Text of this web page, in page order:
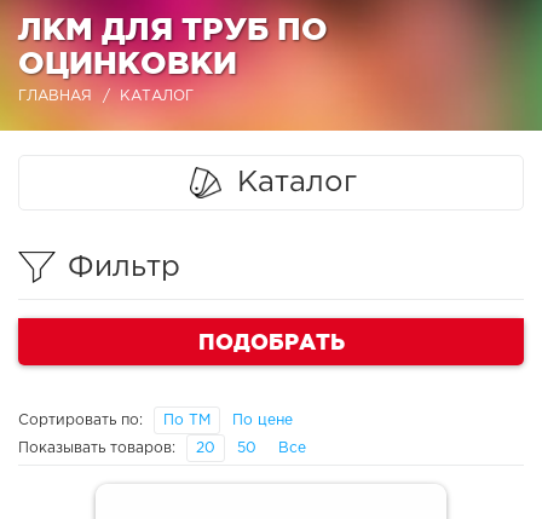
ЛКМ ДЛЯ ТРУБ ПО
ОЦИНКОВКИ
ГЛАВНАЯ КАТАЛОГ
Каталог
Фильтр
ПОДОБРАТЬ
Сортировать по: По ТМ По цене
Показывать товаров: 20 50 Все